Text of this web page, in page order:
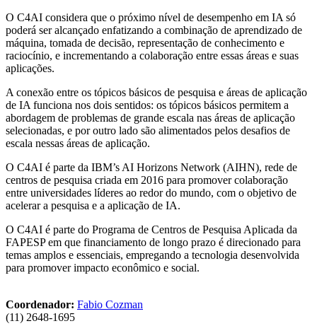
O C4AI considera que o próximo nível de desempenho em IA só
poderá ser alcançado enfatizando a combinação de aprendizado de
máquina, tomada de decisão, representação de conhecimento e
raciocínio, e incrementando a colaboração entre essas áreas e suas
aplicações.
A conexão entre os tópicos básicos de pesquisa e áreas de aplicação
de IA funciona nos dois sentidos: os tópicos básicos permitem a
abordagem de problemas de grande escala nas áreas de aplicação
selecionadas, e por outro lado são alimentados pelos desafios de
escala nessas áreas de aplicação.
O C4AI é parte da IBM’s AI Horizons Network (AIHN), rede de
centros de pesquisa criada em 2016 para promover colaboração
entre universidades líderes ao redor do mundo, com o objetivo de
acelerar a pesquisa e a aplicação de IA.
O C4AI é parte do Programa de Centros de Pesquisa Aplicada da
FAPESP em que financiamento de longo prazo é direcionado para
temas amplos e essenciais, empregando a tecnologia desenvolvida
para promover impacto econômico e social.
Coordenador: Fabio Cozman
(11) 2648-1695